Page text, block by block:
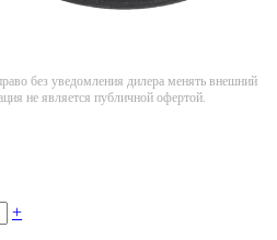
без уведомления дилера менять внешний
не является публичной офертой.
+